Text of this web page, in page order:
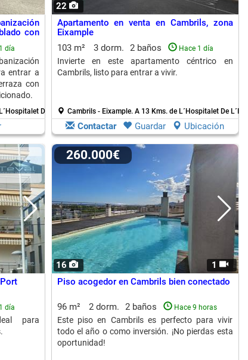
con
día
entrar a
con
De L´Infant
22
Apartamento en venta en Cambrils, zona
Eixample
103 m²
3 dorm. 2 baños Hace 1 día
Invierte en este apartamento céntrico en
Cambrils, listo para entrar a vivir.
Cambrils - Eixample. A 13 Kms. de L´Hospitalet De
Contactar Guardar Ubicación
día
para
16 1
260.000€
Piso acogedor en Cambrils bien conectado
96 m² 2 dorm. 2 baños Hace 9 horas
Este piso en Cambrils es perfecto para vivir
todo el año o como inversión. ¡No pierdas esta
oportunidad!